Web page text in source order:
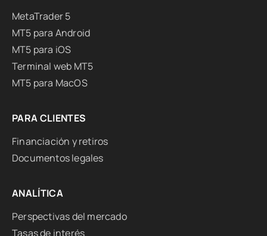
MetaTrader 5
MT5 para Android
MT5 para iOS
Terminal web MT5
MT5 para MacOS
PARA CLIENTES
Financiación y retiros
Documentos legales
ANALÍTICA
Perspectivas del mercado
Tasas de interés